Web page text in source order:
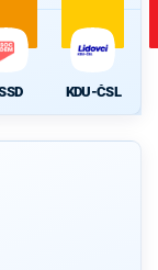
KDU-ČSL